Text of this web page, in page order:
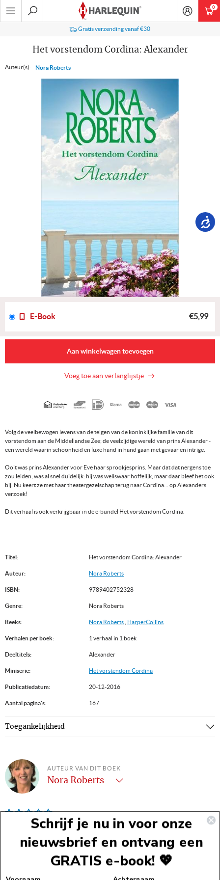
Ga
naar
Gratis verzending vanaf €30
Het vorstendom Cordina: Alexander
Auteur(s): Nora Roberts
Volg de veelbewogen levens van de telgen van de koninklijke familie van dit
vorstendom aan de Middellandse Zee; de veelzijdige wereld van prins Alexander -
een wereld waarin schoonheid en luxe hand in hand gaan met gevaar en intrige.
Ooit was prins Alexander voor Eve haar sprookjesprins. Maar dat dat nergens toe
zou leiden, was al snel duidelijk: hij was weliswaar hoffelijk, maar daar bleef het ook
bij. Nu keert ze met haar theatergezelschap terug naar Cordina... op Alexanders
verzoek!
Dit verhaal is ook verkrijgbaar in de e-bundel Het vorstendom Cordina.
Titel: Het vorstendom Cordina: Alexander
Auteur: Nora Roberts
ISBN: 9789402752328
Genre: Nora Roberts
Reeks: Nora Roberts HarperCollins
Verhalen per boek: 1 verhaal in 1 boek
Deeltitels: Alexander
Miniserie: Het vorstendom Cordina
Publicatiedatum: 20-12-2016
Aantal pagina's: 167
Toegankelijkheid
E-Book €5,99
Aan winkelwagen toevoegen
Voeg toe aan verlanglijstje
Geaccepteerde
AUTEUR VAN DIT BOEK
Nora Roberts
Nora Roberts heeft inmiddels meer dan 200 romans op haar
naam staan. Wereldwijd zijn meer dan 400 miljoen exemplaren
van haar boeken verkocht. Met ... Lees meer
0
Schrijf je nu in voor onze
nieuwsbrief en ontvang een
GRATIS e-book! 💖